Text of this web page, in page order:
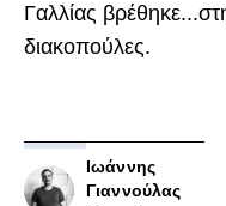
Γαλλίας
διακοπούλες.
Ιωάννης
Γιαννούλας